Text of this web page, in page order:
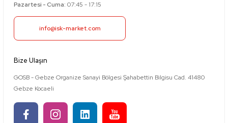
Pazartesi - Cuma: 07:45 - 17:15
info@isk-market.com
Bize Ulaşın
GOSB - Gebze Organize Sanayi Bölgesi Şahabettin Bilgisu Cad. 41480
Gebze Kocaeli